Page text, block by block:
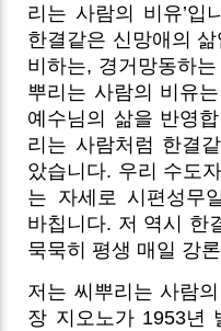
리는 사람의 비유’입
한결같은 신망애의
비하는, 경거망동하
뿌리는 사람의 비유
예수님의 삶을 반영
리는 사람처럼 한결
았습니다. 우리 수도
는 자세로 시편성무
바칩니다. 저 역시 한
묵묵히 평생 매일 강
저는 씨뿌리는 사람
장 지오노가 1953년